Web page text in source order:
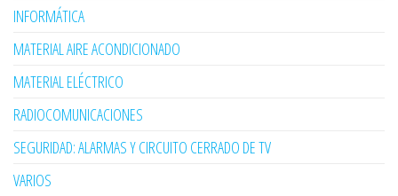
INFORMÁTICA
MATERIAL AIRE ACONDICIONADO
MATERIAL ELÉCTRICO
RADIOCOMUNICACIONES
SEGURIDAD: ALARMAS Y CIRCUITO CERRADO DE TV
VARIOS